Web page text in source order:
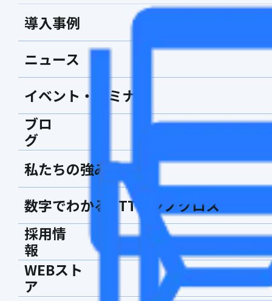
導入事例
ニュース
イベント・セミナー
ブロ
グ
私たちの強み
数字でわかるNTTテクノクロス
採用情
報
WEBスト
ア